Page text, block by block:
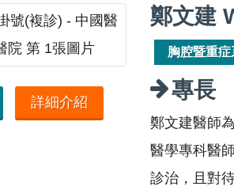
詳細介紹
鄭文建
胸腔暨重症
專長
鄭文建醫師
醫學專科醫
診治，且對